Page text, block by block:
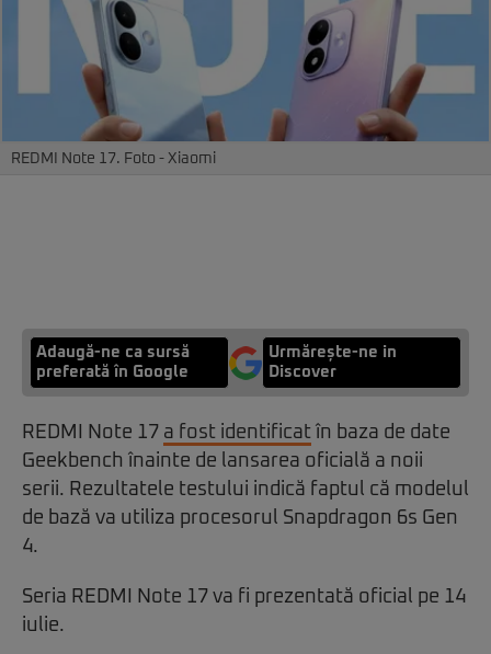
REDMI Note 17. Foto - Xiaomi
Adaugă-ne ca sursă
preferată în Google
Urmărește-ne in
Discover
REDMI Note 17 a fost identificat în baza de date
Geekbench înainte de lansarea oficială a noii
serii. Rezultatele testului indică faptul că modelul
de bază va utiliza procesorul Snapdragon 6s Gen
4.
Seria REDMI Note 17 va fi prezentată oficial pe 14
iulie.